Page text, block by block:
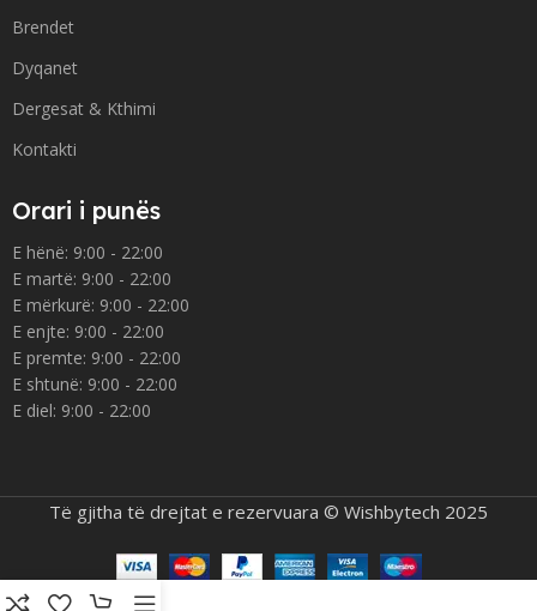
Brendet
Dyqanet
Dergesat & Kthimi
Kontakti
Orari i punës
E hënë: 9:00 - 22:00
E martë: 9:00 - 22:00
E mërkurë: 9:00 - 22:00
E enjte: 9:00 - 22:00
E premte: 9:00 - 22:00
E shtunë: 9:00 - 22:00
E diel: 9:00 - 22:00
Të gjitha të drejtat e rezervuara © Wishbytech 2025